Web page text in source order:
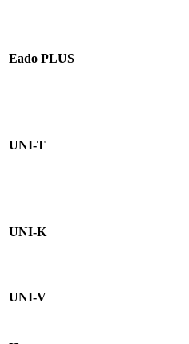
Eado PLUS
UNI-T
UNI-K
UNI-V